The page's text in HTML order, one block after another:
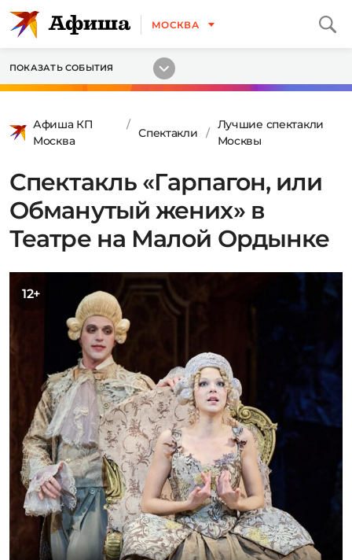
МОСКВА
ПОКАЗАТЬ СОБЫТИЯ
Афиша КП
Москва
Спектакли
Лучшие спектакли
Москвы
Спектакль «Гарпагон, или
Обманутый жених» в
Театре на Малой Ордынке
12+